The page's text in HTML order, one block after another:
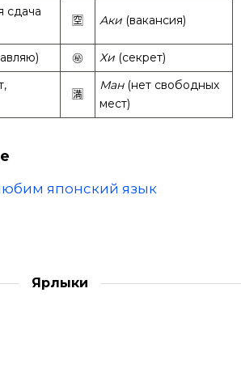
сдача
🈳 Аки(вакансия)
㊙️ Хи(секрет)
🈵
Ман(нет свободных
мест)
японский язык
Ярлыки